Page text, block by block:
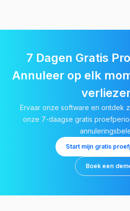
7 Dagen Gratis
Annuleer op elk
Ervaar onze software en ontdek
onze 7-daagse gratis
Boek een
Start mijn gratis